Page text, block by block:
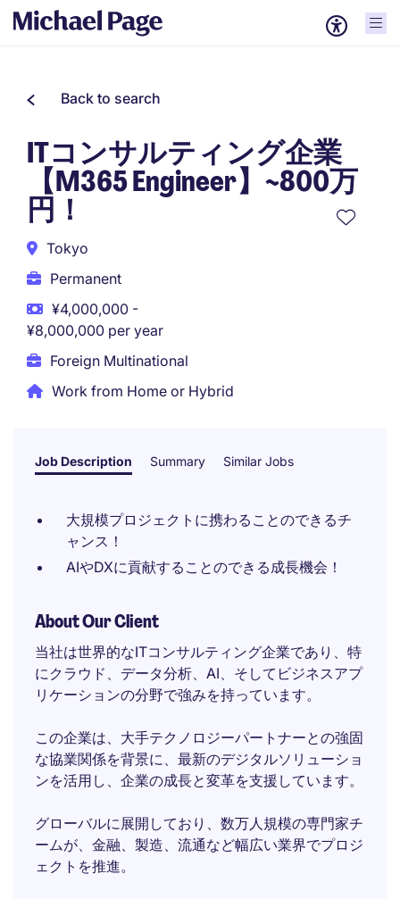
Back to search
ITコンサルティング企業
【M365 Engineer】~800万
円！
Tokyo
Permanent
¥4,000,000 -
¥8,000,000 per year
Foreign Multinational
Work from Home or Hybrid
Job Description Summary Similar Jobs
大規模プロジェクトに携わることのできるチ
ャンス！
AIやDXに貢献することのできる成長機会！
About Our Client
当社は世界的なITコンサルティング企業であり、特
にクラウド、データ分析、AI、そしてビジネスアプ
リケーションの分野で強みを持っています。
この企業は、大手テクノロジーパートナーとの強固
な協業関係を背景に、最新のデジタルソリューショ
ンを活用し、企業の成長と変革を支援しています。
グローバルに展開しており、数万人規模の専門家チ
ームが、金融、製造、流通など幅広い業界でプロジ
ェクトを推進。